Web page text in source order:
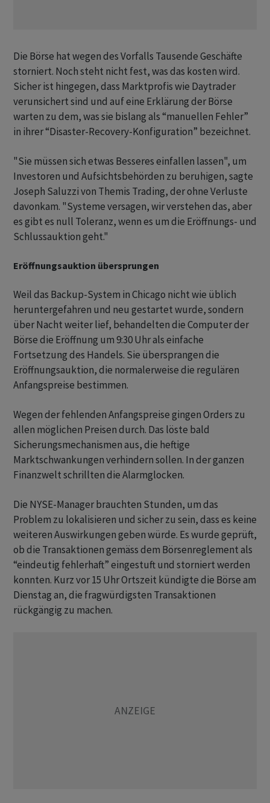
Die Börse hat wegen des Vorfalls Tausende Geschäfte
storniert. Noch steht nicht fest, was das kosten wird.
Sicher ist hingegen, dass Marktprofis wie Daytrader
verunsichert sind und auf eine Erklärung der Börse
warten zu dem, was sie bislang als “manuellen Fehler”
in ihrer “Disaster-Recovery-Konfiguration” bezeichnet.
"Sie müssen sich etwas Besseres einfallen lassen", um
Investoren und Aufsichtsbehörden zu beruhigen, sagte
Joseph Saluzzi von Themis Trading, der ohne Verluste
davonkam. "Systeme versagen, wir verstehen das, aber
es gibt es null Toleranz, wenn es um die Eröffnungs- und
Schlussauktion geht."
Eröffnungsauktion übersprungen
Weil das Backup-System in Chicago nicht wie üblich
heruntergefahren und neu gestartet wurde, sondern
über Nacht weiter lief, behandelten die Computer der
Börse die Eröffnung um 9:30 Uhr als einfache
Fortsetzung des Handels. Sie übersprangen die
Eröffnungsauktion, die normalerweise die regulären
Anfangspreise bestimmen.
Wegen der fehlenden Anfangspreise gingen Orders zu
allen möglichen Preisen durch. Das löste bald
Sicherungsmechanismen aus, die heftige
Marktschwankungen verhindern sollen. In der ganzen
Finanzwelt schrillten die Alarmglocken.
Die NYSE-Manager brauchten Stunden, um das
Problem zu lokalisieren und sicher zu sein, dass es keine
weiteren Auswirkungen geben würde. Es wurde geprüft,
ob die Transaktionen gemäss dem Börsenreglement als
“eindeutig fehlerhaft” eingestuft und storniert werden
konnten. Kurz vor 15 Uhr Ortszeit kündigte die Börse am
Dienstag an, die fragwürdigsten Transaktionen
rückgängig zu machen.